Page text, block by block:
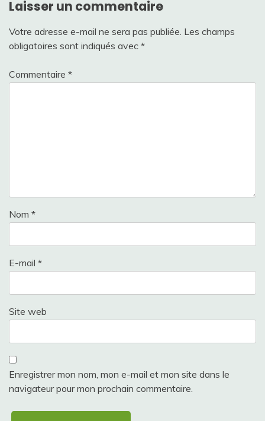
Laisser un commentaire
Votre adresse e-mail ne sera pas publiée. Les champs
obligatoires sont indiqués avec *
Commentaire *
Nom *
E-mail *
Site web
Enregistrer mon nom, mon e-mail et mon site dans le
navigateur pour mon prochain commentaire.